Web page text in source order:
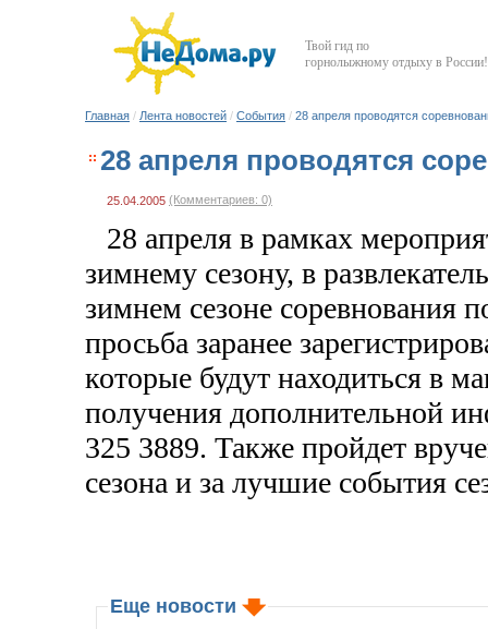
Твой гид по
горнолыжному отдыху в России!
Главная / Лента новостей / События / 28 апреля проводятся
28 апреля проводятся
25.04.2005 (Комментариев: 0)
28 апреля в рамках
зимнему сезону, в
зимнем сезоне соревнования
просьба заранее
которые будут находиться
получения дополнительной
325 3889. Также пройдет
сезона и за лучшие события
Еще новости